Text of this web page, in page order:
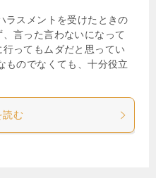
ラスメントを受けたときの
言った言わないになって
ってもムダだと思ってい
ものでなくても、十分役立
読む